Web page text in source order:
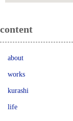
content
about
works
kurashi
life